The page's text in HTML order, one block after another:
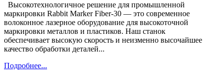
Высокотехнологичное решение для промышленной
маркировки Rabbit Marker Fiber-30 — это современное
волоконное лазерное оборудование для высокоточной
маркировки металлов и пластиков. Наш станок
обеспечивает высокую скорость и неизменно высочайшее
качество обработки деталей...
Подробнее...